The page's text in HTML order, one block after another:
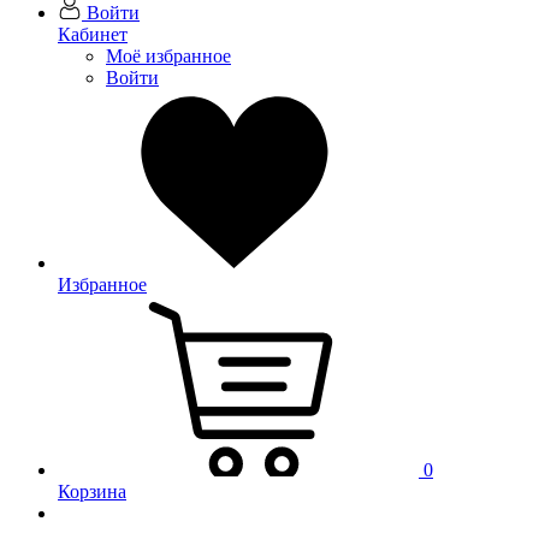
Войти
Кабинет
Моё избранное
Войти
Избранное
0
Корзина